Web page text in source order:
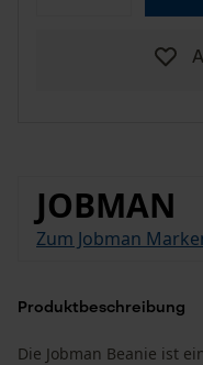
JOBMAN
Zum Jobman
Produktbeschreibung
Die Jobman Beanie ist